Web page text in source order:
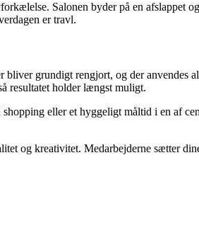
Salonen byder på en afslappet
er travl.
grundigt rengjort, og der anvendes
resultatet holder længst muligt.
eller et hyggeligt måltid i en af
og kreativitet. Medarbejderne sætter